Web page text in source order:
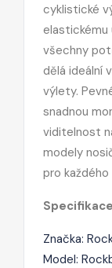
cyklistické
elastickému
všechny
dělá ideální
výlety.
snadnou
viditelnost
modely
pro
Značka:
Model: